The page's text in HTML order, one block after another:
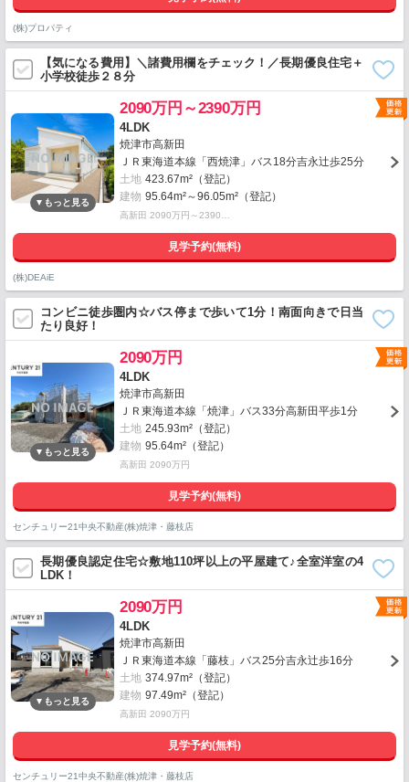
(株)プロパティ
【気になる費用】＼諸費用欄をチェック！／長期優良住宅＋
小学校徒歩２８分
2090万円～2390万円
4LDK
焼津市高新田
ＪＲ東海道本線「西焼津」バス18分吉永辻歩25分
土地 423.67m²（登記）
建物 95.64m²～96.05m²（登記）
高新田 2090万円～2390…
見学予約(無料)
(株)DEAiE
コンビニ徒歩圏内☆バス停まで歩いて1分！南面向きで日当
たり良好！
2090万円
4LDK
焼津市高新田
ＪＲ東海道本線「焼津」バス33分高新田平歩1分
土地 245.93m²（登記）
建物 95.64m²（登記）
高新田 2090万円
見学予約(無料)
センチュリー21中央不動産(株)焼津・藤枝店
長期優良認定住宅☆敷地110坪以上の平屋建て♪全室洋室の4
LDK！
2090万円
4LDK
焼津市高新田
ＪＲ東海道本線「藤枝」バス25分吉永辻歩16分
土地 374.97m²（登記）
建物 97.49m²（登記）
高新田 2090万円
見学予約(無料)
センチュリー21中央不動産(株)焼津・藤枝店